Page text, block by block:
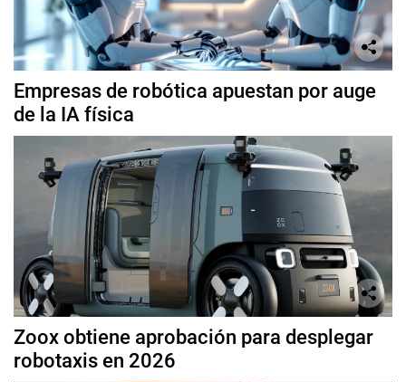
Empresas de robótica apuestan por auge
de la IA física
Zoox obtiene aprobación para desplegar
robotaxis en 2026